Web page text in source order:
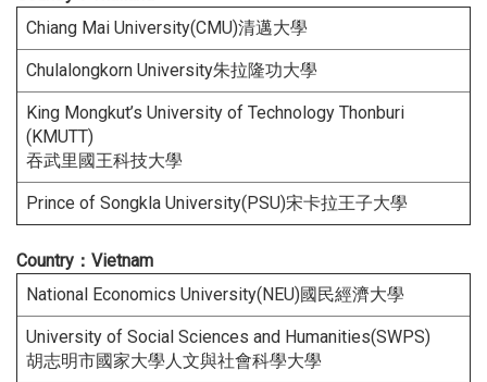
Chiang Mai University(CMU)清邁大學
Chulalongkorn University朱拉隆功大學
King Mongkut’s University of Technology Thonburi
(KMUTT)
吞武里國王科技大學
Prince of Songkla University(PSU)宋卡拉王子大學
Country： Vietnam
National Economics University(NEU)國民經濟大學
University of Social Sciences and Humanities(SWPS)
胡志明市國家大學人文與社會科學大學